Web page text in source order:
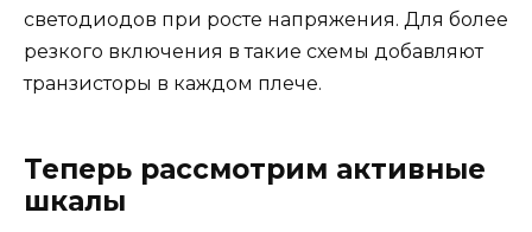
светодиодов при росте напряжения. Для более
резкого включения в такие схемы добавляют
транзисторы в каждом плече.
Теперь рассмотрим активные
шкалы